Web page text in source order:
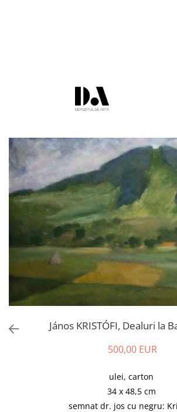
HEIM András (1946-2020)
János KRISTÓFI, Dealuri la
500,00 EUR
ulei, carton
34 x 48,5 cm
semnat dr. jos cu negru: